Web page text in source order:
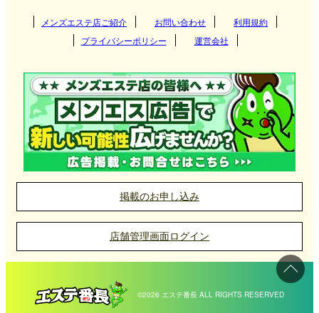
奈良県 和歌山県
梅田
南森町
堺筋本町
阿波座
京橋(大阪)
京都府
四条烏丸
二条
四条河原町
三宮
尼崎
明石
加古川
西宮
滋賀県
草津
彦根
大津
奈良県
奈良 和歌山県
和歌山
関東
栃木県 東京都
神奈川県 千葉県
埼玉県
愛知県 岐阜県
三重県 静岡県
北海道・東北
北海道 岩手県
秋田県 青森県
福島県
九州・沖縄
福岡県 大分県
熊本県 鹿児島県
沖縄県 佐賀県
中国
岡山県 広島県
山口県 鳥取県
島根県
北陸・甲信越
福井県 新潟県
四国
愛媛県 香川県
メンズエステ店ご紹介 お問い合わせ
利用規約
プライバシーポリシー
運営会社
掲載のお申し込み
店舗管理画面ログイン
©2026 エステ番長 ALL RIGHTS RESERVED